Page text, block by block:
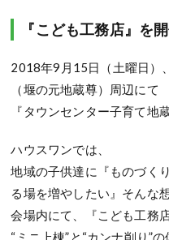
『こども工務店』を
2018年9月15日（土曜日）
（堰の元地蔵尊）周辺にて
『タウンセンター子育て地
ハウスワンでは、
地域の子供達に『ものづく
る場を増やしたい』そんな
会場内にて、『こども工務
“ミニ上棟”と“カンナ削り”